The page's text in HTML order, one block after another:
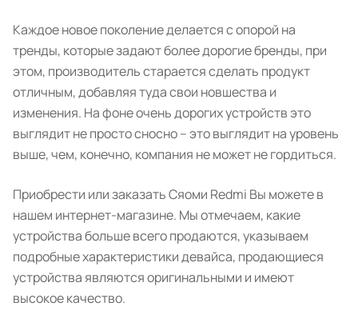
Каждое новое поколение делается с опорой на
тренды, которые задают более дорогие бренды, при
этом, производитель старается сделать продукт
отличным, добавляя туда свои новшества и
изменения. На фоне очень дорогих устройств это
выглядит не просто сносно – это выглядит на уровень
выше, чем, конечно, компания не может не гордиться.
Приобрести или заказать Сяоми Redmi Вы можете в
нашем интернет-магазине. Мы отмечаем, какие
устройства больше всего продаются, указываем
подробные характеристики девайса, продающиеся
устройства являются оригинальными и имеют
высокое качество.